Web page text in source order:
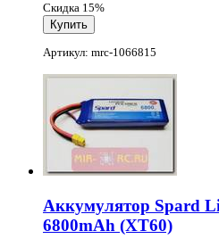
Скидка 15%
Артикул: mrc-1066815
Аккумулятор Spard
6800mAh (XT60)